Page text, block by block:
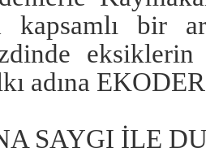
kapsamlı bir
eksiklerin
adına
SAYGI İLE